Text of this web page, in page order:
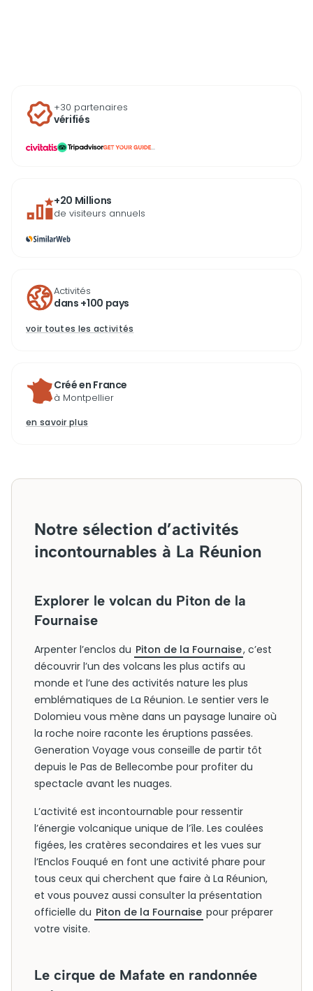
+30 partenaires
vérifiés
...
+20 Millions
de visiteurs annuels
Activités
dans +100 pays
voir toutes les activités
Créé en France
à Montpellier
en savoir plus
Notre sélection d’activités
incontournables à La Réunion
Explorer le volcan du Piton de la
Fournaise
Arpenter l’enclos du Piton de la Fournaise, c’est
découvrir l’un des volcans les plus actifs au
monde et l’une des activités nature les plus
emblématiques de La Réunion. Le sentier vers le
Dolomieu vous mène dans un paysage lunaire où
la roche noire raconte les éruptions passées.
Generation Voyage vous conseille de partir tôt
depuis le Pas de Bellecombe pour profiter du
spectacle avant les nuages.
L’activité est incontournable pour ressentir
l’énergie volcanique unique de l’île. Les coulées
figées, les cratères secondaires et les vues sur
l’Enclos Fouqué en font une activité phare pour
tous ceux qui cherchent que faire à La Réunion,
et vous pouvez aussi consulter la présentation
officielle du Piton de la Fournaise pour préparer
votre visite.
Le cirque de Mafate en randonnée